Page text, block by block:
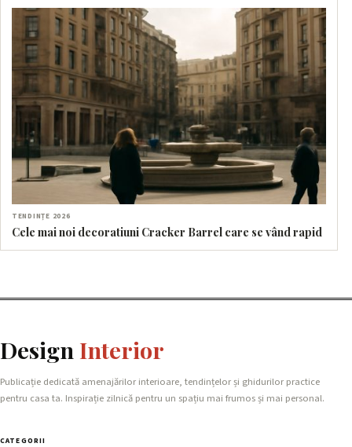
TENDINȚE 2026
Cele mai noi decoratiuni Cracker Barrel care se vând rapid
Design Interior
Publicație dedicată amenajărilor interioare, tendințelor și ghidurilor practice
pentru casa ta. Inspirație zilnică pentru un spațiu mai frumos și mai personal.
CATEGORII